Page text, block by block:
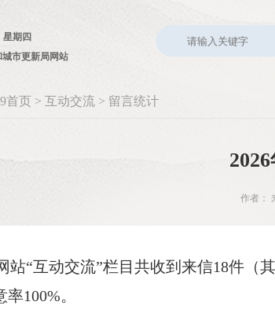
星期四
市更新局网站
首页 > 互动交流 > 留言统计
作者：
站“互动交流”栏目共收到来信18件（
100%。